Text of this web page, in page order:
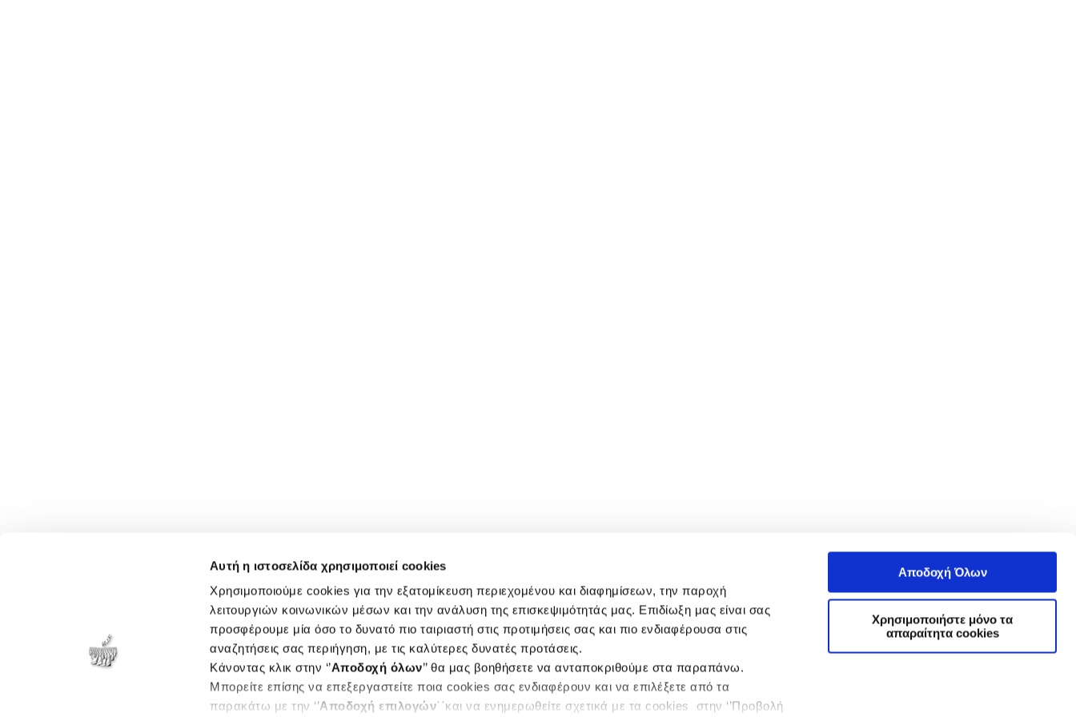
Αυτή η ιστοσελίδα χρησιμοποιεί cookies
Χρησιμοποιούμε cookies για την εξατομίκευση περιεχομένου και διαφημίσεων, την παροχή
λειτουργιών κοινωνικών μέσων και την ανάλυση της επισκεψιμότητάς μας. Επιδίωξη μας είναι σας
προσφέρουμε μία όσο το δυνατό πιο ταιριαστή στις προτιμήσεις σας και πιο ενδιαφέρουσα στις
αναζητήσεις σας περιήγηση, με τις καλύτερες δυνατές προτάσεις.
Κάνοντας κλικ στην ‘’Αποδοχή όλων’’ θα μας βοηθήσετε να ανταποκριθούμε στα παραπάνω.
Μπορείτε επίσης να επεξεργαστείτε ποια cookies σας ενδιαφέρουν και να επιλέξετε από τα
παρακάτω με την ‘’Αποδοχή επιλογών΄΄και να ενημερωθείτε σχετικά με τα cookies στην ‘’Προβολή
Αποδοχή Όλων
Χρησιμοποιήστε μόνο τα
απαραίτητα cookies